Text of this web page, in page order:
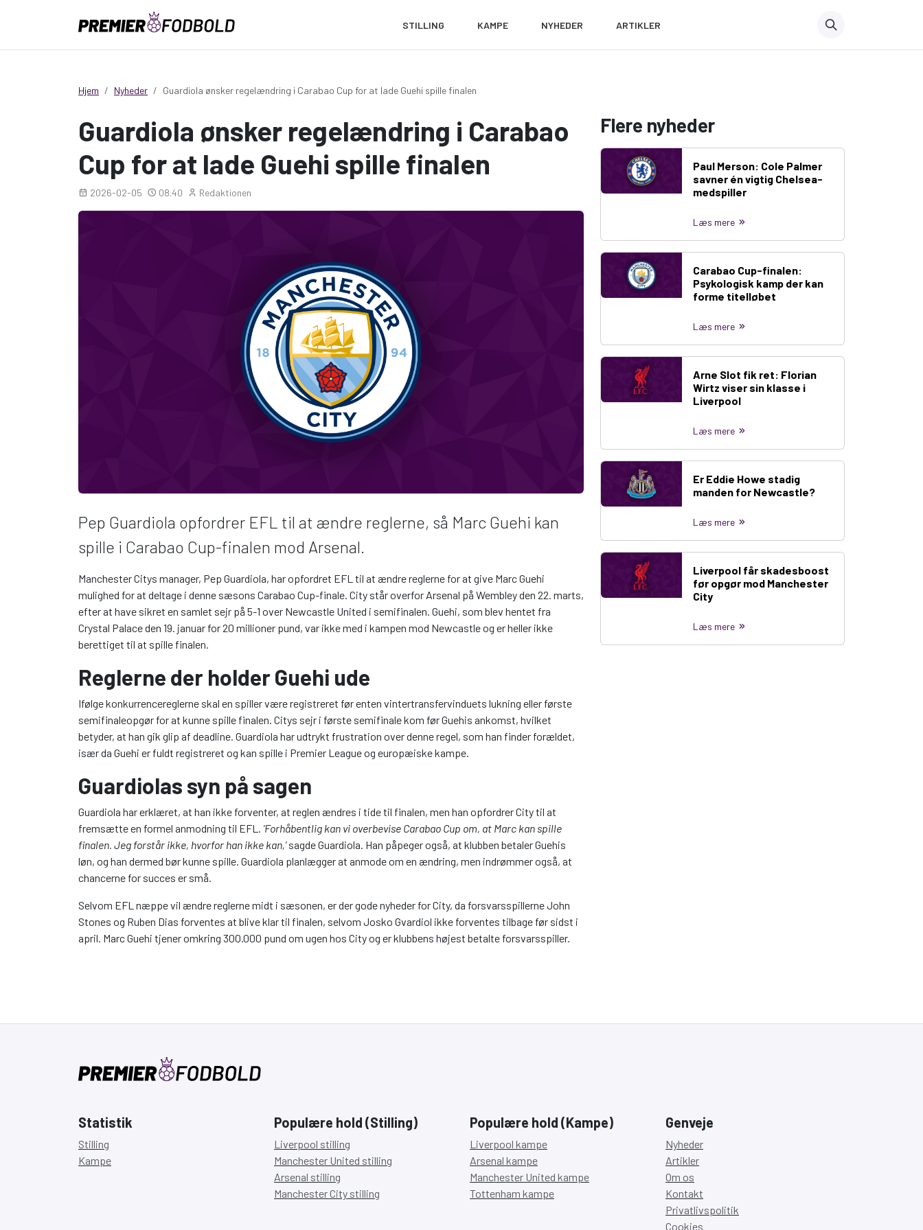
STILLING KAMPE NYHEDER ARTIKLER
Hjem Nyheder Guardiola ønsker regelændring i Carabao Cup for at lade Guehi spille finalen
Guardiola ønsker regelændring i Carabao
Cup for at lade Guehi spille finalen
2026-02-05 08.40 Redaktionen
Pep Guardiola opfordrer EFL til at ændre reglerne, så Marc Guehi kan
spille i Carabao Cup-finalen mod Arsenal.
Manchester Citys manager, Pep Guardiola, har opfordret EFL til at ændre reglerne for at give Marc Guehi
mulighed for at deltage i denne sæsons Carabao Cup-finale. City står overfor Arsenal på Wembley den 22. marts,
efter at have sikret en samlet sejr på 5-1 over Newcastle United i semifinalen. Guehi, som blev hentet fra
Crystal Palace den 19. januar for 20 millioner pund, var ikke med i kampen mod Newcastle og er heller ikke
berettiget til at spille finalen.
Reglerne der holder Guehi ude
Ifølge konkurrencereglerne skal en spiller være registreret før enten vintertransfervinduets lukning eller første
semifinaleopgør for at kunne spille finalen. Citys sejr i første semifinale kom før Guehis ankomst, hvilket
betyder, at han gik glip af deadline. Guardiola har udtrykt frustration over denne regel, som han finder forældet,
især da Guehi er fuldt registreret og kan spille i Premier League og europæiske kampe.
Guardiolas syn på sagen
Guardiola har erklæret, at han ikke forventer, at reglen ændres i tide til finalen, men han opfordrer City til at
fremsætte en formel anmodning til EFL. 'Forhåbentlig kan vi overbevise Carabao Cup om, at Marc kan spille
finalen. Jeg forstår ikke, hvorfor han ikke kan,'sagde Guardiola. Han påpeger også, at klubben betaler Guehis
løn, og han dermed bør kunne spille. Guardiola planlægger at anmode om en ændring, men indrømmer også, at
chancerne for succes er små.
Selvom EFL næppe vil ændre reglerne midt i sæsonen, er der gode nyheder for City, da forsvarsspillerne John
Stones og Ruben Dias forventes at blive klar til finalen, selvom Josko Gvardiol ikke forventes tilbage før sidst i
april. Marc Guehi tjener omkring 300.000 pund om ugen hos City og er klubbens højest betalte forsvarsspiller.
Flere nyheder
Paul Merson: Cole Palmer
savner én vigtig Chelsea-
medspiller
Læs mere
Carabao Cup-finalen:
Psykologisk kamp der kan
forme titelløbet
Læs mere
Arne Slot fik ret: Florian
Wirtz viser sin klasse i
Liverpool
Læs mere
Er Eddie Howe stadig
manden for Newcastle?
Læs mere
Liverpool får skadesboost
før opgør mod Manchester
City
Læs mere
Statistik
Stilling
Kampe
Populære hold (Stilling)
Liverpool stilling
Manchester United stilling
Arsenal stilling
Manchester City stilling
Populære hold (Kampe)
Liverpool kampe
Arsenal kampe
Manchester United kampe
Tottenham kampe
Genveje
Nyheder
Artikler
Om os
Kontakt
Privatlivspolitik
Cookies